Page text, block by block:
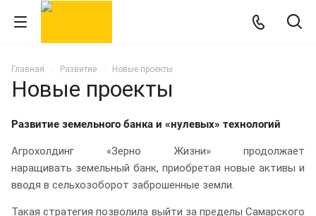
Главная Развитие Новые проекты
Новые проекты
Развитие земельного банка и «нулевых» технологий
Агрохолдинг «Зерно Жизни» продолжает
наращивать земельный банк, приобретая новые активы и
вводя в сельхозоборот заброшенные земли.
Такая стратегия позволила выйти за пределы Самарского